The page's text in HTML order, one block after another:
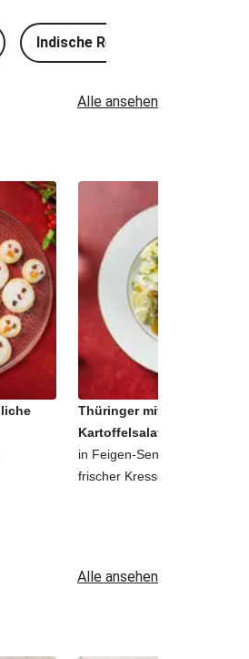
Indische Rezepte
Alle ansehen
Thüringer mit schnellem
Kartoffelsalat
in Feigen-Senf-Dressing,
frischer Kresse
Alle ansehen